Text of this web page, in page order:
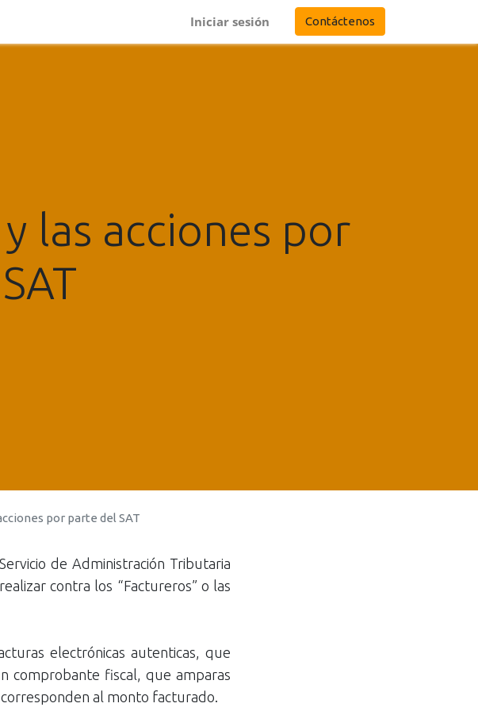
Iniciar sesión Contáctenos
las acciones por
por parte del SAT
de Administración Tributaria
contra los “Factureros” o las
electrónicas autenticas, que
comprobante fiscal, que amparas
al monto facturado.